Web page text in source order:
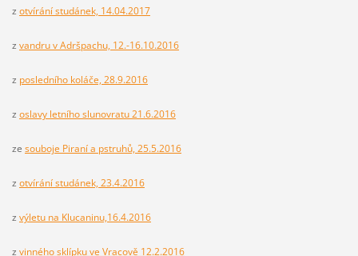
z otvírání studánek, 14.04.2017
z vandru v Adršpachu, 12.-16.10.2016
z posledního koláče, 28.9.2016
z oslavy letního slunovratu 21.6.2016
ze souboje Piraní a pstruhů, 25.5.2016
z otvírání studánek, 23.4.2016
z výletu na Klucaninu,16.4.2016
z vinného sklípku ve Vracově 12.2.2016